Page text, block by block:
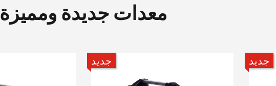
معدات جديدة ومميزة
جديد جديد